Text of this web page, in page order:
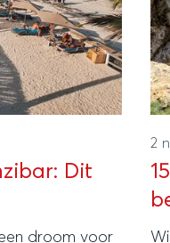
Dit
droom voor
2